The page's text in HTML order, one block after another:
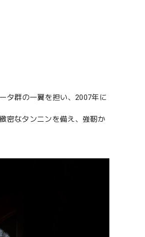
タ群の一翼を担い、2007年に
密なタンニンを備え、強靭か